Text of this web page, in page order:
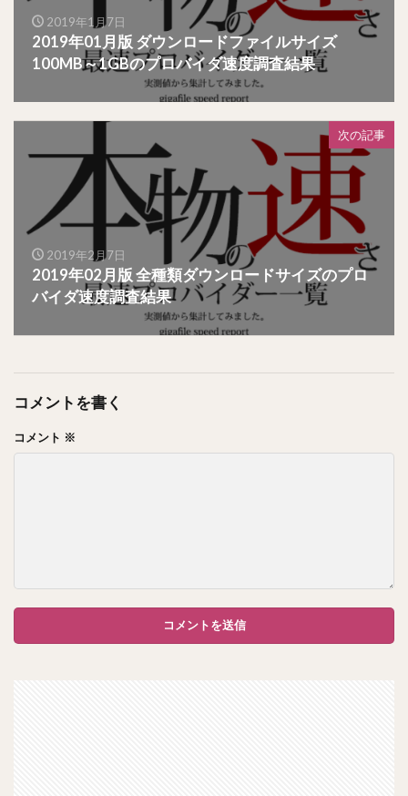
2019年1月7日
2019年01月版 ダウンロードファイルサイズ
100MB～1GBのプロバイダ速度調査結果
次の記事
2019年2月7日
2019年02月版 全種類ダウンロードサイズのプロ
バイダ速度調査結果
コメントを書く
コメント ※